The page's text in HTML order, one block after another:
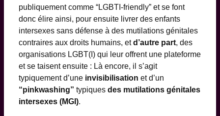
publiquement comme “LGBTI-friendly” et se font
donc élire ainsi, pour ensuite livrer des enfants
intersexes sans défense à des mutilations génitales
contraires aux droits humains, etd’autre part, des
organisations LGBT(I) qui leur offrent une plateforme
et se taisent ensuite : Là encore, il s’agit
typiquement d’une invisibilisation et d’un
“pinkwashing” typiques des mutilations génitales
intersexes (MGI).